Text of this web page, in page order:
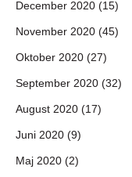
December 2020 (15)
November 2020 (45)
Oktober 2020 (27)
September 2020 (32)
August 2020 (17)
Juni 2020 (9)
Maj 2020 (2)